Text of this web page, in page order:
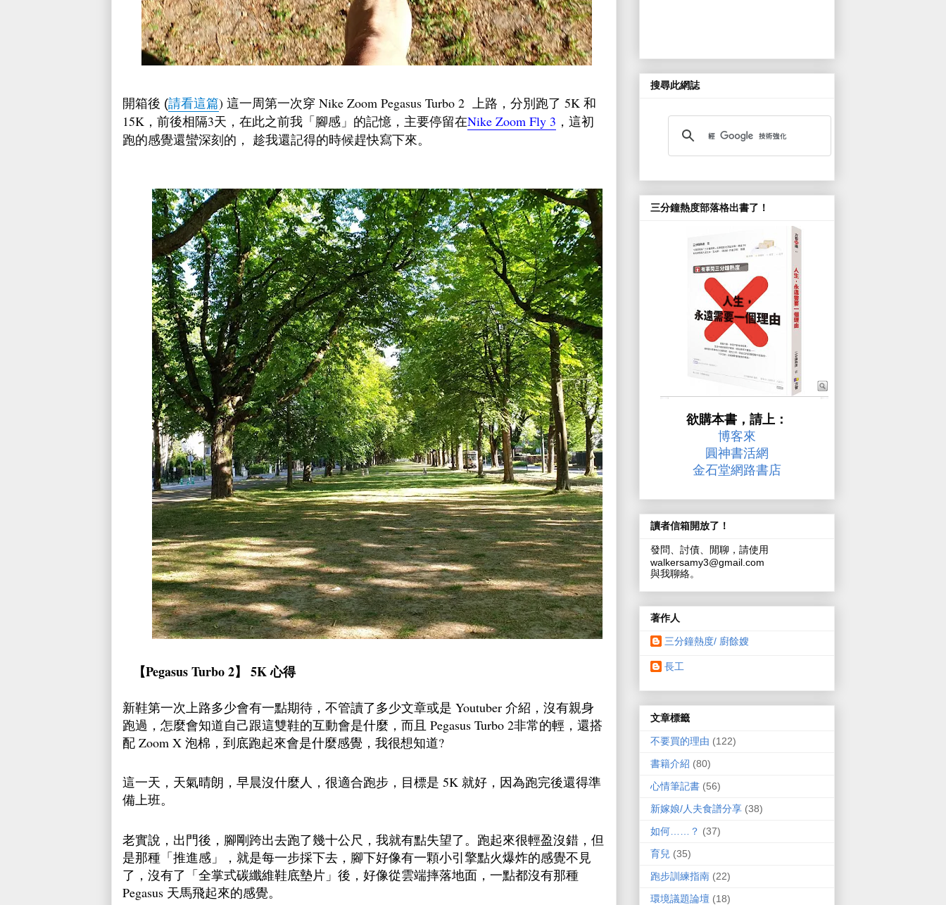
開箱後 (請看這篇) 這一周第一次穿 Nike Zoom Pegasus Turbo 2 上路，分別跑了 5K 和
15K，前後相隔3天，在此之前我「腳感」的記憶，主要停留在Nike Zoom Fly 3 ，這初
跑的感覺還蠻深刻的， 趁我還記得的時候趕快寫下來。
【Pegasus Turbo 2】 5K 心得
新鞋第一次上路多少會有一點期待，不管讀了多少文章或是 Youtuber 介紹，沒有親身
跑過，怎麼會知道自己跟這雙鞋的互動會是什麼，而且 Pegasus Turbo 2非常的輕，還搭
配 Zoom X 泡棉，到底跑起來會是什麼感覺，我很想知道?
這一天，天氣晴朗，早晨沒什麼人，很適合跑步，目標是 5K 就好，因為跑完後還得準
備上班。
老實說，出門後，腳剛跨出去跑了幾十公尺，我就有點失望了。跑起來很輕盈沒錯，但
是那種「推進感」，就是每一步採下去，腳下好像有一顆小引擎點火爆炸的感覺不見
了，沒有了「全掌式碳纖維鞋底墊片」後，好像從雲端摔落地面，一點都沒有那種
Pegasus 天馬飛起來的感覺。
搜尋此網誌
三分鐘熱度部落格出書了！
欲購本書，請上：
博客來
圓神書活網
金石堂網路書店
讀者信箱開放了！
發問、討債、閒聊，請使用
walkersamy3@gmail.com
與我聊絡。
著作人
三分鐘熱度/ 廚餘嫂
長工
文章標籤
不要買的理由 (122)
書籍介紹 (80)
心情筆記書 (56)
新嫁娘/人夫食譜分享 (38)
如何……？ (37)
育兒 (35)
跑步訓練指南 (22)
環境議題論壇 (18)